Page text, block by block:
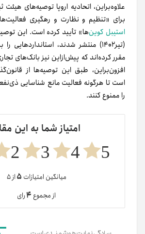
برای «تنظیم و نظارت و رهگیری فعالیت‌ها
استیبل‌ کوین‌
(تیر۱۴۰۲) منتشر شدند، استانداردهایی
مقرر کرده‌اند که پیش‌از‌این نیز بانک‌های
افزون‌براین، طبق این توصیه‌ها از
است تا هرگونه فعالیت مانع شناسایی
را ممنوع کنند.
امتیاز شما به این
5
4
3
2
میانگین امتیازات ۵از ۵
از مجموع۴رای